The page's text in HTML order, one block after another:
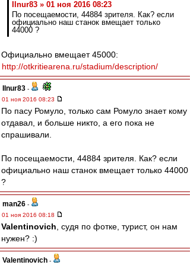
Ilnur83 » 01 ноя 2016 08:23
По посещаемости, 44884 зрителя. Как? если
официально наш станок вмещает только
44000 ?
Официально вмещает 45000:
http://otkritiearena.ru/stadium/description/
Ilnur83 -
01 ноя 2016 08:23
По пасу Ромуло, только сам Ромуло знает кому
отдавал, и больше никто, а его пока не
спрашивали.
По посещаемости, 44884 зрителя. Как? если
официально наш станок вмещает только 44000
?
man26 -
01 ноя 2016 08:18
Valentinovich , судя по фотке, турист, он нам
нужен? :)
Valentinovich -